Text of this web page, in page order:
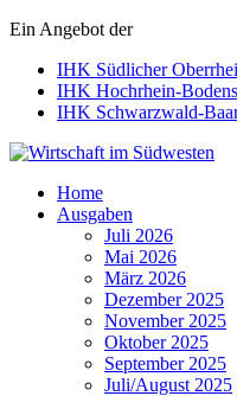
Ein Angebot der
IHK Südlicher
IHK Hochrhein-
IHK Schwarzwald-
Wirtschaft im Südwesten
Home
Ausgaben
Juli 2026
Mai 2026
März 2026
Dezember 2025
November 2025
Oktober 2025
September 2025
Juli/August 2025